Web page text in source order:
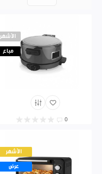
الأشهر
مباع
0
الأشهر
عرض